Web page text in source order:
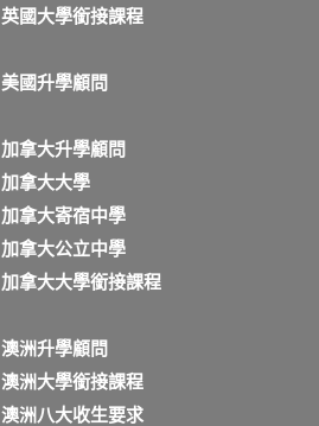
英國大學銜接課程
美國升學顧問
加拿大升學顧問
加拿大大學
加拿大寄宿中學
加拿大公立中學
加拿大大學銜接課程
澳洲升學顧問
澳洲大學銜接課程
澳洲八大收生要求